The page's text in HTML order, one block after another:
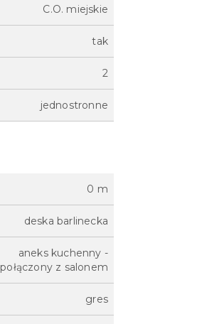
C.O. miejskie
tak
2
jednostronne
0 m
deska barlinecka
aneks kuchenny -
połączony z salonem
gres